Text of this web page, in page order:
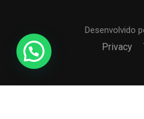
Desenvolvido
Privacy